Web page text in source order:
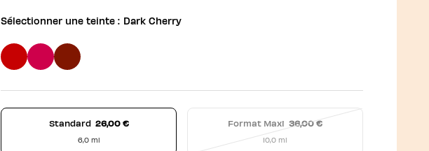
Sélectionner une teinte : Dark Cherry
Standard 26,00 €
6,0 ml
Format Maxi 36,00 €
10,0 ml